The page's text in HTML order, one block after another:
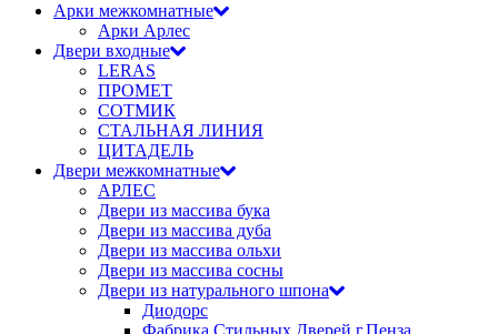
Арки межкомнатные
Арки Арлес
Двери входные
LERAS
ПРОМЕТ
СОТМИК
СТАЛЬНАЯ ЛИНИЯ
ЦИТАДЕЛЬ
Двери межкомнатные
АРЛЕС
Двери из массива бука
Двери из массива дуба
Двери из массива ольхи
Двери из массива сосны
Двери из натурального шпона
Диодорс